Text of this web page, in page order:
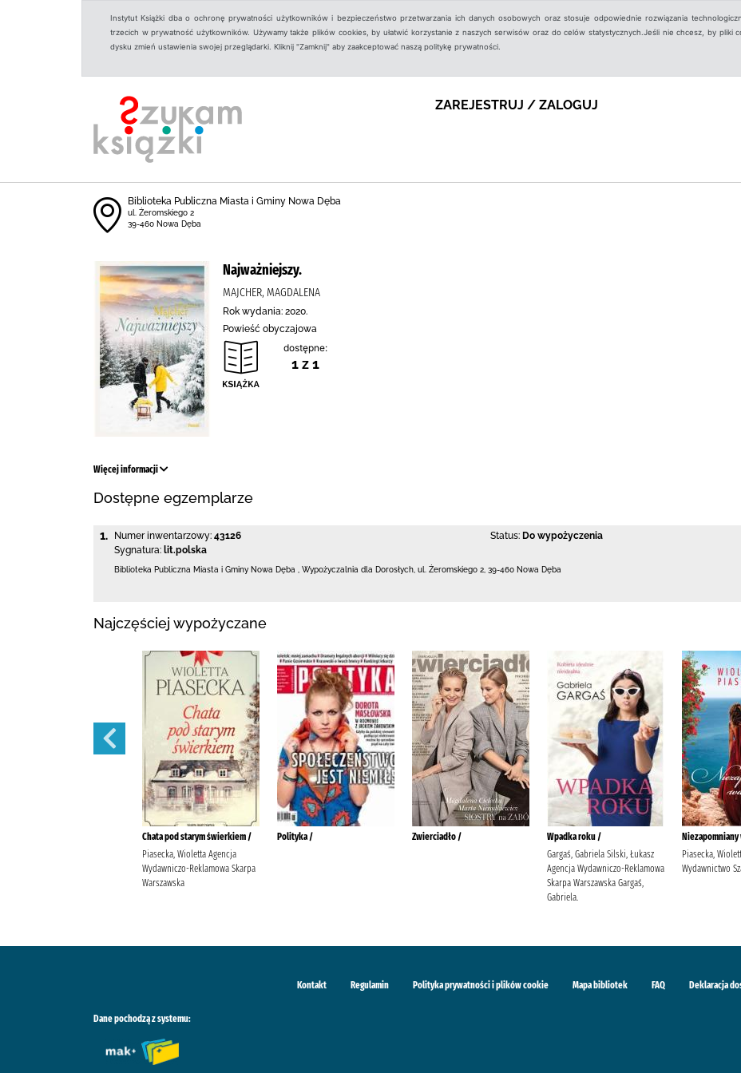
Instytut Książki dba o ochronę prywatności użytkowników i bezpieczeństwo przetwarzania ich danych osobowych oraz stosuje odpowiednie rozwiązania
trzecich w prywatność użytkowników. Używamy także plików cookies, by ułatwić korzystanie z naszych serwisów oraz do celów statystycznych.Jeśli nie chcesz, by pliki
dysku zmień ustawienia swojej przeglądarki. Kliknij "Zamknij" aby zaakceptować naszą politykę prywatności.
ZAREJESTRUJ / ZALOGUJ
Biblioteka Publiczna Miasta i Gminy Nowa Dęba
ul. Żeromskiego 2
39-460 Nowa Dęba
Najważniejszy.
MAJCHER, MAGDALENA
Rok wydania: 2020.
Powieść obyczajowa
dostępne:
1 z 1
Więcej informacji
Dostępne egzemplarze
1. Numer inwentarzowy: 43126
Sygnatura: lit.polska
Status: Do wypożyczenia
Biblioteka Publiczna Miasta i Gminy Nowa Dęba Wypożyczalnia dla Dorosłych, ul. Żeromskiego 2 39-460 Nowa Dęba
Najczęściej wypożyczane
Chata pod starym świerkiem /
Piasecka, Wioletta Agencja
Wydawniczo-Reklamowa Skarpa
Warszawska
Polityka / Zwierciadło /
Wpadka roku /
Gargaś, Gabriela Silski, Łukasz
Agencja Wydawniczo-Reklamowa
Skarpa Warszawska Gargaś,
Gabriela.
Piasecka,
Wydawnictwo
Kontakt Regulamin Polityka prywatności i plików cookie Mapa bibliotek FAQ Deklaracja
Dane pochodzą z systemu: